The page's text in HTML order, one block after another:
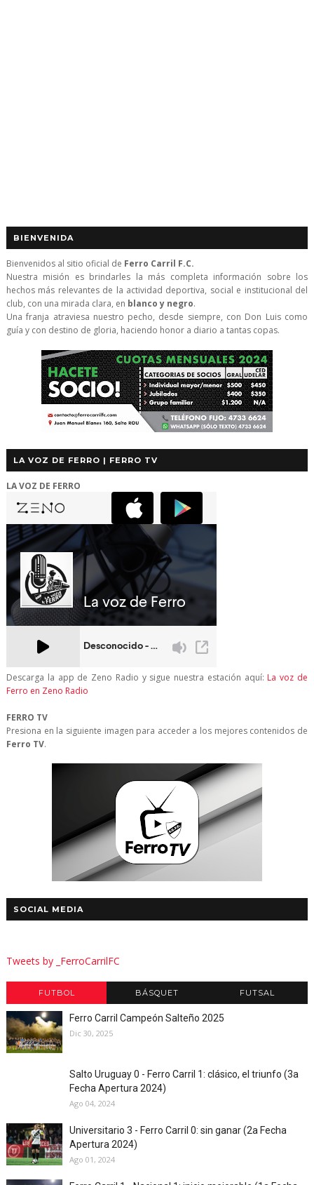
BIENVENIDA
Bienvenidos al sitio oficial de Ferro Carril F.C.
Nuestra misión es brindarles la más completa información sobre los
hechos más relevantes de la actividad deportiva, social e institucional del
club, con una mirada clara, en blanco y negro.
Una franja atraviesa nuestro pecho, desde siempre, con Don Luis como
guía y con destino de gloria, haciendo honor a diario a tantas copas.
LA VOZ DE FERRO | FERRO TV
LA VOZ DE FERRO
Descarga la app de Zeno Radio y sigue nuestra estación aquí: La voz de
Ferro en Zeno Radio
FERRO TV
Presiona en la siguiente imagen para acceder a los mejores contenidos de
Ferro TV.
SOCIAL MEDIA
Tweets by _FerroCarrilFC
FUTBOL BÁSQUET FUTSAL
Ferro Carril Campeón Salteño 2025
Dic 30, 2025
Salto Uruguay 0 - Ferro Carril 1: clásico, el triunfo (3a
Fecha Apertura 2024)
Ago 04, 2024
Universitario 3 - Ferro Carril 0: sin ganar (2a Fecha
Apertura 2024)
Ago 01, 2024